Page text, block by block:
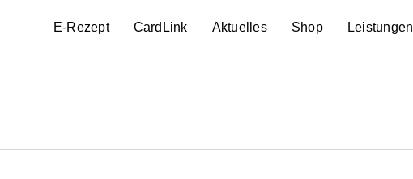
E-Rezept CardLink Aktuelles Shop Leistungen